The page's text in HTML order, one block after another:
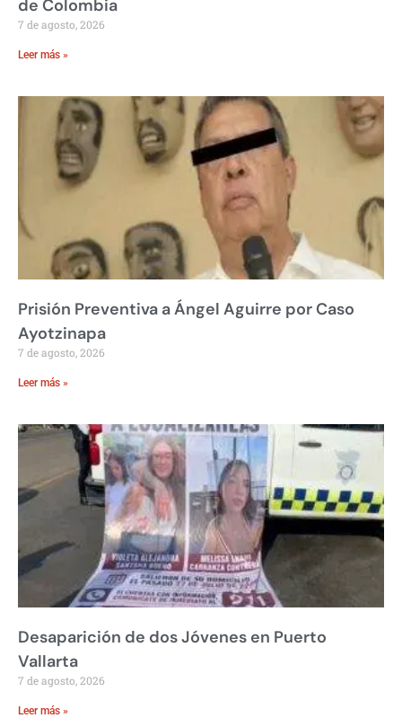
de Colombia
7 de agosto, 2026
Leer más »
Prisión Preventiva a Ángel Aguirre por Caso
Ayotzinapa
7 de agosto, 2026
Leer más »
Desaparición de dos Jóvenes en Puerto
Vallarta
7 de agosto, 2026
Leer más »